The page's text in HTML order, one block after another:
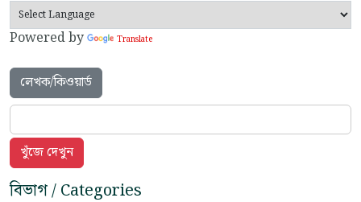
Powered by Translate
লেখক/কিওয়ার্ড
বিভাগ / Categories